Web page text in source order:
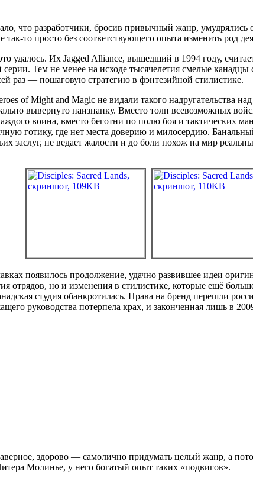
что разработчики, бросив привычный жанр,
то просто без соответствующего опыта изменить род
удалось. Их Jagged Alliance, вышедший в 1994 году,
Тем не менее на исходе тысячелетия смелые
раз — пошаговую стратегию в фэнтезийной стилистике.
of Might and Magic не видали такого надругательства
вывернуто наизнанку. Вместо толп всевозможных
воина, вместо беготни по полю боя и тактических
готику, где нет места доверию и милосердию.
заслуг, не ведает жалости и до боли похож на мир
появилось продолжение, удачно развившее идеи
отрядов, но и изменения в стилистике, которые ещё
студия обанкротилась. Права на бренд перешли
руководства потерпела крах, и законченная лишь в
здорово — самолично придумать целый жанр, а
Молинье, у него богатый опыт таких «подвигов».